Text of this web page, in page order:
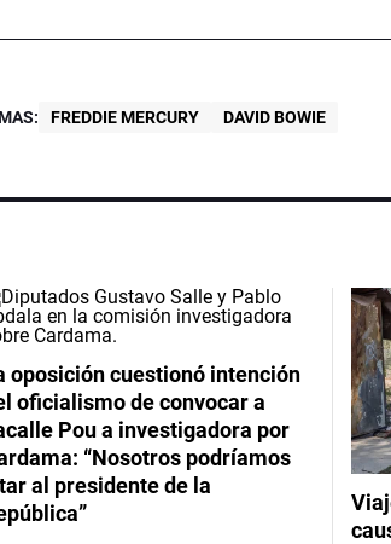
FREDDIE MERCURY DAVID BOWIE
oposición cuestionó intención
oficialismo de convocar a
Pou a investigadora por
“Nosotros podríamos
al presidente de la